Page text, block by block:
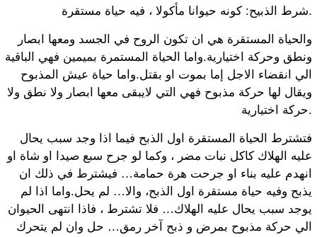
شرط الذبيح: كونه حيوانا مأكولا ، فيه حياة مستقرة.
والحياة المستقرة هي ان تكون الروح في الجسد ومعها ابصار
ونطق وحركة اختيارية.واما الحياة المستمرة بميمين فهي الباقية
الي انقضاء الاجل إما بموت او بقتل.واما حياة عيش المذبوح
ويقال لها حركة مذبوح فهي التي لايبقى معها ابصار ولا نطق ولا
حركة اختيارية.
فتشترط الحياة المستقرة اول الذبح فيما اذا وجد سبب يحال
عليه الهلاك كاكل نبات مضر ، وكما لو جرح سبع صيدا او شاة او
انهدم عليه بناء او جرحت هرة حمامة… فيشترط في ذلك ان
يذبح وفيه حياة مستقرة اول الذبح، والا… لم يحل.واما اذا لم
يوجد سبب يحال عليه الهلاك… فلا تشترط ، فاذا انتهى الحيوان
الي حركة مذبوح بمرض و ذبح آخر رمق… حل وان لم يتحرك